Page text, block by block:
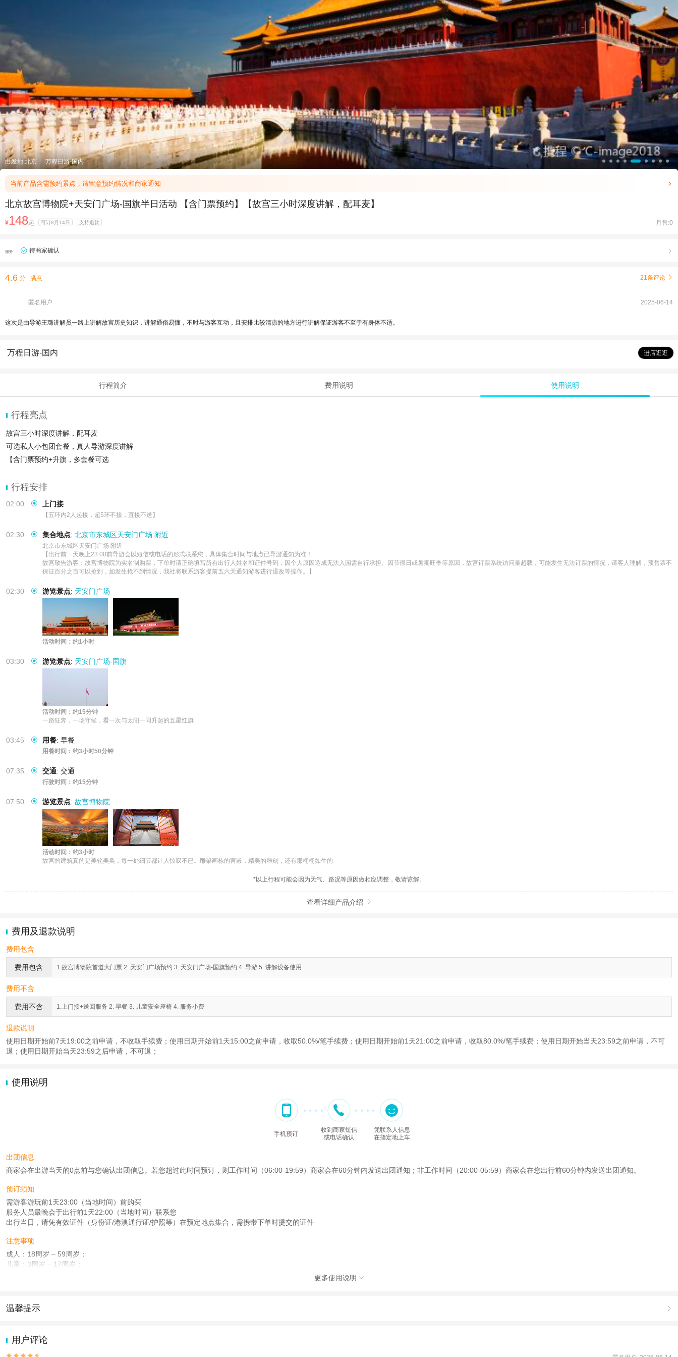
出发地:北京 万程日游-国内
当前产品含需预约景点，请留意预约情况和商家通知 
北京故宫博物院+天安门广场-国旗半日活动 【含门票预约】【故宫三小时深度讲解，配耳麦】
¥148起 可订8月14日 支持退款 月售:0
服务 待商家确认 
4.6 分 满意 21条评论 
匿名用户 2025-06-14
这次是由导游王璐讲解员一路上讲解故宫历史知识，讲解通俗易懂，不时与游客互动，且安排比较清凉的地方进行讲解保证游客不至于有身体不适。
万程日游-国内 进店逛逛
行程简介 费用说明 使用说明
行程亮点
故宫三小时深度讲解，配耳麦
可选私人小包团套餐，真人导游深度讲解
【含门票预约+升旗，多套餐可选
行程安排
02:00 上门接
【五环内2人起接，超5环不接，直接不送】
02:30 集合地点: 北京市东城区天安门广场 附近
北京市东城区天安门广场 附近
【出行前一天晚上23:00前导游会以短信或电话的形式联系您，具体集合时间与地点已导游通知为准！
故宫敬告游客：故宫博物院为实名制购票，下单时请正确填写所有出行人姓名和证件号码，因个人原因造成无法入园需自行承担。因节假日或暑期旺季等原因，故宫订票系统访问量超载，可能发生无法订票的情况，请客人理解，预售票不
保证百分之百可以抢到，如发生抢不到情况，我社将联系游客提前五六天通知游客进行退改等操作。】
02:30 游览景点: 天安门广场
活动时间：约1小时
03:30 游览景点: 天安门广场-国旗
活动时间：约15分钟
一路狂奔，一场守候，看一次与太阳一同升起的五星红旗
03:45 用餐: 早餐
用餐时间：约3小时50分钟
07:35 交通: 交通
行驶时间：约15分钟
07:50 游览景点: 故宫博物院
活动时间：约3小时
故宫的建筑真的是美轮美奂，每一处细节都让人惊叹不已。雕梁画栋的宫殿，精美的雕刻，还有那栩栩如生的
*以上行程可能会因为天气、路况等原因做相应调整，敬请谅解。
查看详细产品介绍 
费用及退款说明
费用包含
费用包含 1.故宫博物院首道大门票 2. 天安门广场预约 3. 天安门广场-国旗预约 4. 导游 5. 讲解设备使用
费用不含
费用不含 1.上门接+送回服务 2. 早餐 3. 儿童安全座椅 4. 服务小费
退款说明
使用日期开始前7天19:00之前申请，不收取手续费；使用日期开始前1天15:00之前申请，收取50.0%/笔手续费；使用日期开始前1天21:00之前申请，收取80.0%/笔手续费；使用日期开始当天23:59之前申请，不可
退；使用日期开始当天23:59之后申请，不可退；
使用说明
手机预订
收到商家短信
或电话确认
凭联系人信息
在指定地上车
出团信息
商家会在出游当天的0点前与您确认出团信息。若您超过此时间预订，则工作时间（06:00-19:59）商家会在60分钟内发送出团通知；非工作时间（20:00-05:59）商家会在您出行前60分钟内发送出团通知。
预订须知
需游客游玩前1天23:00（当地时间）前购买
服务人员最晚会于出行前1天22:00（当地时间）联系您
出行当日，请凭有效证件（身份证/港澳通行证/护照等）在预定地点集合，需携带下单时提交的证件
注意事项
成人：18周岁 – 59周岁；
儿童：3周岁 – 17周岁；
本产品由青岛驿路同行国际旅行社有限公司代理招徕，委托社为北京首善畅行国际旅行社有限公司，具体的旅游服务和操作由委托社及其有资质的地接社提供
更多使用说明 
温馨提示 
2.为普及旅游安全知识及旅游文明公约，使您的旅程顺利圆满完成，特制定
用户评论

